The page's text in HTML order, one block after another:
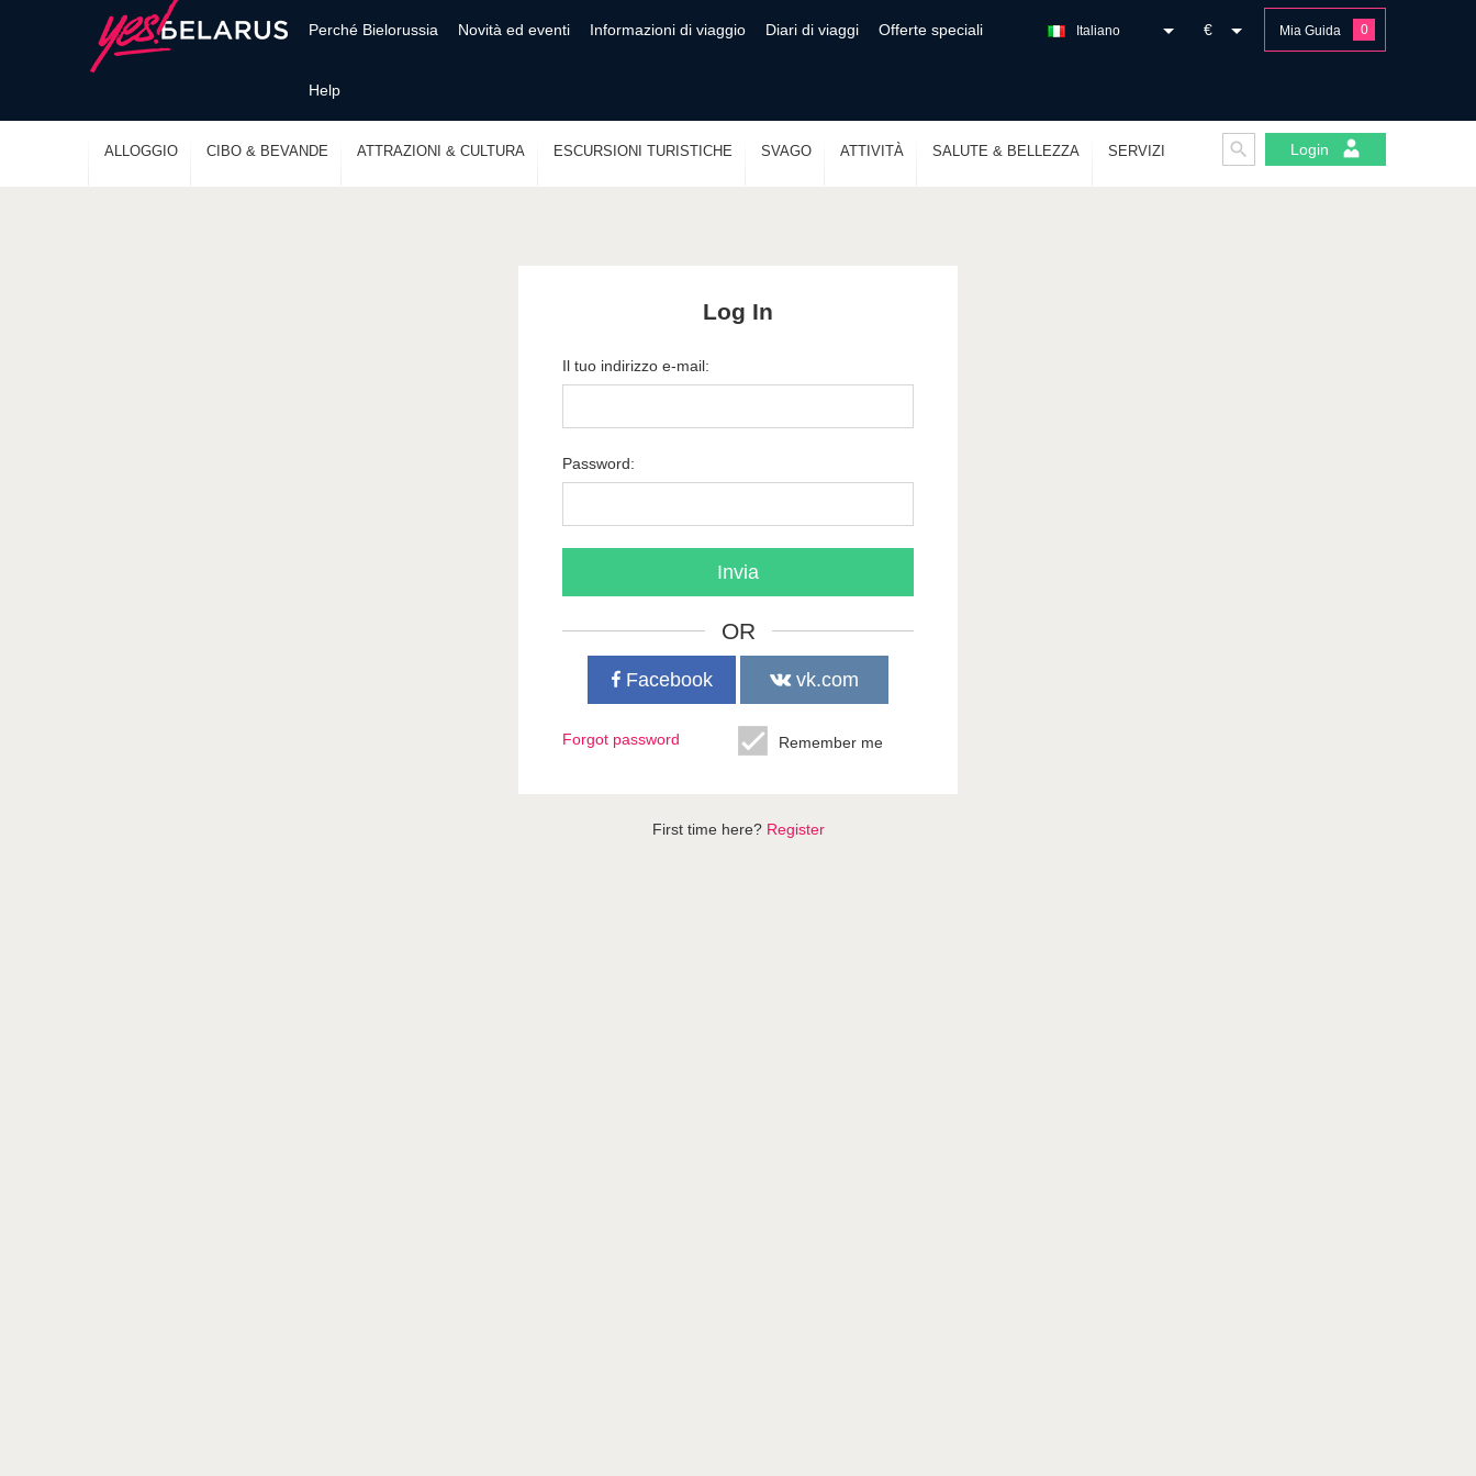
Perché Bielorussia Novità ed eventi Informazioni di viaggio Diari di viaggi Offerte speciali
Help
Mia Guida 0
€
Italiano
ALLOGGIO CIBO & BEVANDE ATTRAZIONI & CULTURA ESCURSIONI TURISTICHE SVAGO ATTIVITÀ SALUTE & BELLEZZA SERVIZI Login
Log In
Il tuo indirizzo e-mail:
Password:
Invia
OR
Facebook vk.com
Forgot password Remember me
First time here? Register